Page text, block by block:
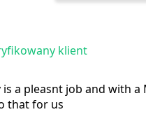
klient
a pleasnt job and with
that for us